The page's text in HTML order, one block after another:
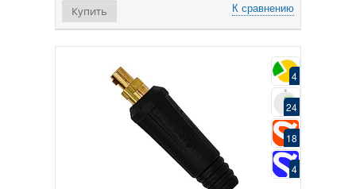
К сравнению
Купить
4
24
18
4